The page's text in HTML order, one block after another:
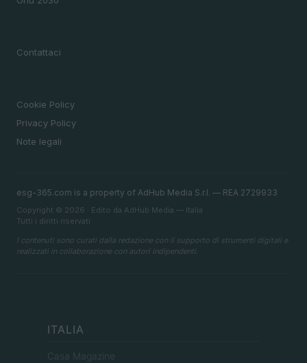
Contattaci
Cookie Policy
Privacy Policy
Note legali
esg-365.com is a property of AdHub Media S.r.l. — REA 2729933
Copyright © 2026 · Edito da AdHub Media — Italia
Tutti i diritti riservati
I contenuti sono curati dalla redazione con il supporto di strumenti digitali e
realizzati in collaborazione con autori indipendenti.
ITALIA
Casa Magazine